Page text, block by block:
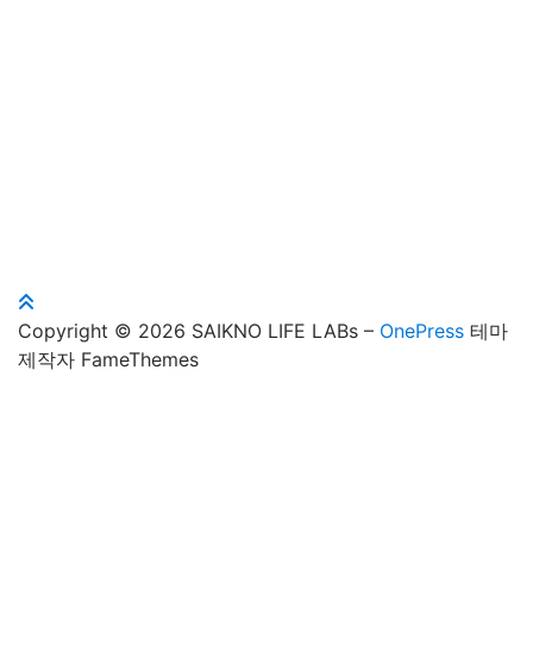
Copyright © 2026 SAIKNO LIFE LABs – OnePress 테마
제작자 FameThemes